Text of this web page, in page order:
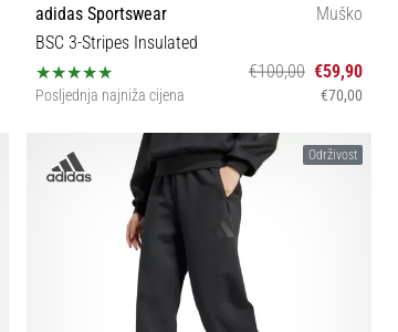
adidas Sportswear
Muško
BSC 3-Stripes Insulated
€100,00 €59,90
Posljednja najniža cijena €70,00
S Održivost